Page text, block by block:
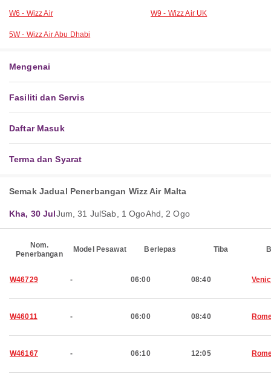
W6 - Wizz Air W9 - Wizz Air UK
5W - Wizz Air Abu Dhabi
Mengenai
Fasiliti dan Servis
Daftar Masuk
Terma dan Syarat
Semak Jadual Penerbangan Wizz Air Malta
Kha, 30 JulJum, 31 JulSab, 1 OgoAhd, 2 Ogo
Nom.
Penerbangan
Model Pesawat Berlepas Tiba
W46729 - 06:00 08:40
W46011 - 06:00 08:40
W46167 - 06:10 12:05